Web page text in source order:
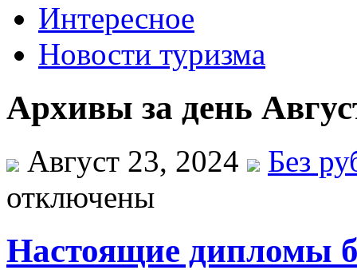
Интересное
Новости туризма
Архивы за день
Август 23, 2024
Без
отключены
Настоящие дипломы